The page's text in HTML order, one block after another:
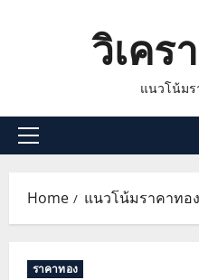
วิเคร
แนวโน้ม
Primary
Home แนวโน้มราคาทอ
ราคาทอง